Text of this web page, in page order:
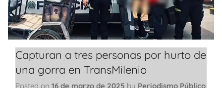
Capturan a tres personas por hurto de
una gorra en TransMilenio
Posted on 16 de marzo de 2025 by Periodismo Público